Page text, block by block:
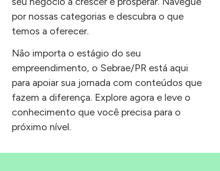
por nossas categorias e descubra o que
temos a oferecer.
Não importa o estágio do seu
empreendimento, o Sebrae/PR está aqui
para apoiar sua jornada com conteúdos que
fazem a diferença. Explore agora e leve o
conhecimento que você precisa para o
próximo nível.